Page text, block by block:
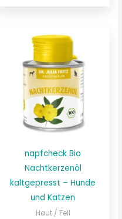
napfcheck Bio
Nachtkerzenöl
kaltgepresst – Hunde
und Katzen
Haut / Fell